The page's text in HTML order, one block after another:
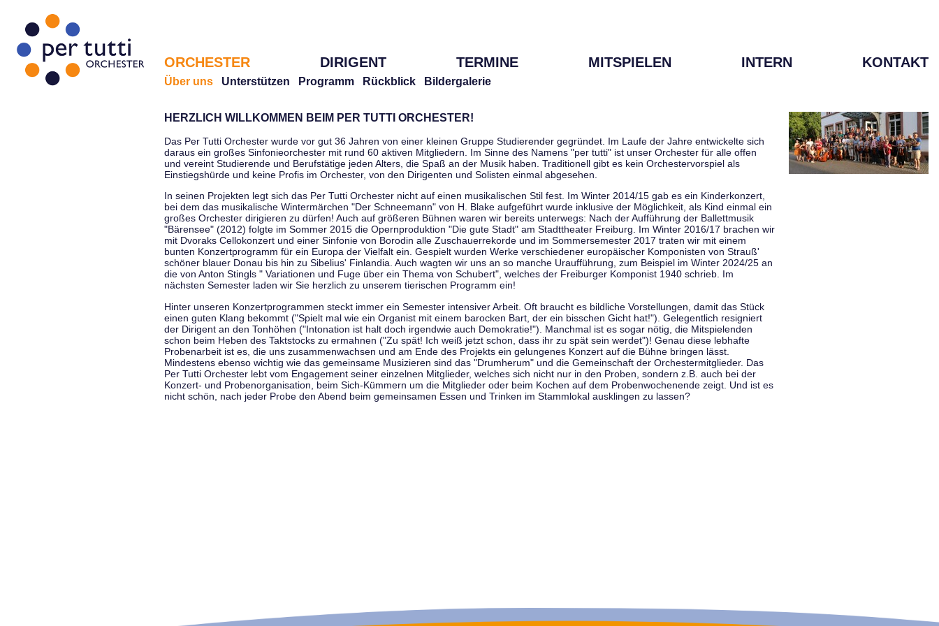
ORCHESTER DIRIGENT TERMINE MITSPIELEN INTERN KONTAKT
Über uns Unterstützen Programm Rückblick Bildergalerie
HERZLICH WILLKOMMEN BEIM PER TUTTI ORCHESTER!
Das Per Tutti Orchester wurde vor gut 36 Jahren von einer kleinen Gruppe Studierender gegründet. Im Laufe der Jahre entwickelte sich
daraus ein großes Sinfonieorchester mit rund 60 aktiven Mitgliedern. Im Sinne des Namens "per tutti" ist unser Orchester für alle offen
und vereint Studierende und Berufstätige jeden Alters, die Spaß an der Musik haben. Traditionell gibt es kein Orchestervorspiel als
Einstiegshürde und keine Profis im Orchester, von den Dirigenten und Solisten einmal abgesehen.
In seinen Projekten legt sich das Per Tutti Orchester nicht auf einen musikalischen Stil fest. Im Winter 2014/15 gab es ein Kinderkonzert,
bei dem das musikalische Wintermärchen "Der Schneemann" von H. Blake aufgeführt wurde inklusive der Möglichkeit, als Kind einmal ein
großes Orchester dirigieren zu dürfen! Auch auf größeren Bühnen waren wir bereits unterwegs: Nach der Aufführung der Ballettmusik
"Bärensee" (2012) folgte im Sommer 2015 die Opernproduktion "Die gute Stadt" am Stadttheater Freiburg. Im Winter 2016/17 brachen wir
mit Dvoraks Cellokonzert und einer Sinfonie von Borodin alle Zuschauerrekorde und im Sommersemester 2017 traten wir mit einem
bunten Konzertprogramm für ein Europa der Vielfalt ein. Gespielt wurden Werke verschiedener europäischer Komponisten von Strauß'
schöner blauer Donau bis hin zu Sibelius' Finlandia. Auch wagten wir uns an so manche Uraufführung, zum Beispiel im Winter 2024/25 an
die von Anton Stingls " Variationen und Fuge über ein Thema von Schubert", welches der Freiburger Komponist 1940 schrieb. Im
nächsten Semester laden wir Sie herzlich zu unserem tierischen Programm ein!
Hinter unseren Konzertprogrammen steckt immer ein Semester intensiver Arbeit. Oft braucht es bildliche Vorstellungen, damit das Stück
einen guten Klang bekommt ("Spielt mal wie ein Organist mit einem barocken Bart, der ein bisschen Gicht hat!"). Gelegentlich resigniert
der Dirigent an den Tonhöhen ("Intonation ist halt doch irgendwie auch Demokratie!"). Manchmal ist es sogar nötig, die Mitspielenden
schon beim Heben des Taktstocks zu ermahnen ("Zu spät! Ich weiß jetzt schon, dass ihr zu spät sein werdet")! Genau diese lebhafte
Probenarbeit ist es, die uns zusammenwachsen und am Ende des Projekts ein gelungenes Konzert auf die Bühne bringen lässt.
Mindestens ebenso wichtig wie das gemeinsame Musizieren sind das "Drumherum" und die Gemeinschaft der Orchestermitglieder. Das
Per Tutti Orchester lebt vom Engagement seiner einzelnen Mitglieder, welches sich nicht nur in den Proben, sondern z.B. auch bei der
Konzert- und Probenorganisation, beim Sich-Kümmern um die Mitglieder oder beim Kochen auf dem Probenwochenende zeigt. Und ist es
nicht schön, nach jeder Probe den Abend beim gemeinsamen Essen und Trinken im Stammlokal ausklingen zu lassen?